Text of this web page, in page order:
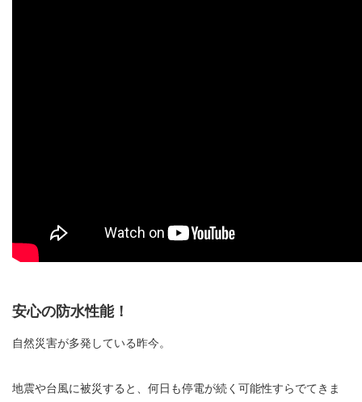
安心の防水性能！
自然災害が多発している昨今。
地震や台風に被災すると、何日も停電が続く可能性すらでてきま